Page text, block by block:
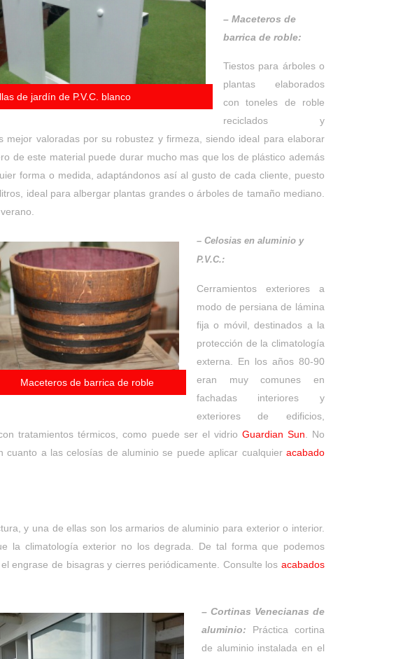
de jardín de P.V.C. blanco
– Maceteros de
barrica de roble:
Tiestos para árboles o
plantas elaborados
con toneles de roble
reciclados y
valoradas por su robustez y firmeza, siendo ideal para elaborar
de este material puede durar mucho mas que los de plástico además
forma o medida, adaptándonos así al gusto de cada cliente, puesto
ideal para albergar plantas grandes o árboles de tamaño mediano.
Maceteros de barrica de roble
– Celosias en aluminio y
P.V.C.:
Cerramientos exteriores a
modo de persiana de lámina
fija o móvil, destinados a la
protección de la climatología
externa. En los años 80-90
eran muy comunes en
fachadas interiores y
exteriores de edificios,
tratamientos térmicos, como puede ser el vidrio Guardian Sun . No
a las celosías de aluminio se puede aplicar cualquier acabado
y una de ellas son los armarios de aluminio para exterior o interior.
la climatología exterior no los degrada. De tal forma que podemos
engrase de bisagras y cierres periódicamente. Consulte los acabados
– Cortinas Venecianas de
aluminio: Práctica cortina
de aluminio instalada en el